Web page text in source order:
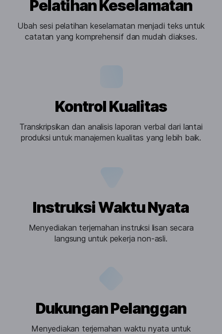
Pelatihan Keselamatan
Ubah sesi pelatihan keselamatan menjadi teks untuk
catatan yang komprehensif dan mudah diakses.
Kontrol Kualitas
Transkripsikan dan analisis laporan verbal dari lantai
produksi untuk manajemen kualitas yang lebih baik.
Instruksi Waktu Nyata
Menyediakan terjemahan instruksi lisan secara
langsung untuk pekerja non-asli.
Dukungan Pelanggan
Menyediakan terjemahan waktu nyata untuk